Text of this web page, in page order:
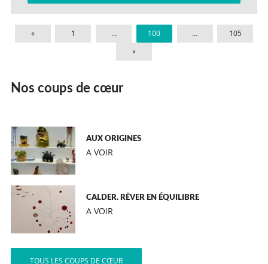
« 1 … 100 …
105
»
Nos coups de cœur
AUX ORIGINES
A VOIR
CALDER. RÊVER EN ÉQUILIBRE
A VOIR
TOUS LES COUPS DE CŒUR